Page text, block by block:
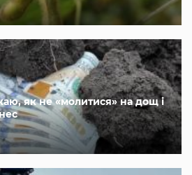
як не «молитися» на дощ і